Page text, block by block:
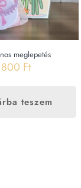
meglepetés
800 Ft
teszem